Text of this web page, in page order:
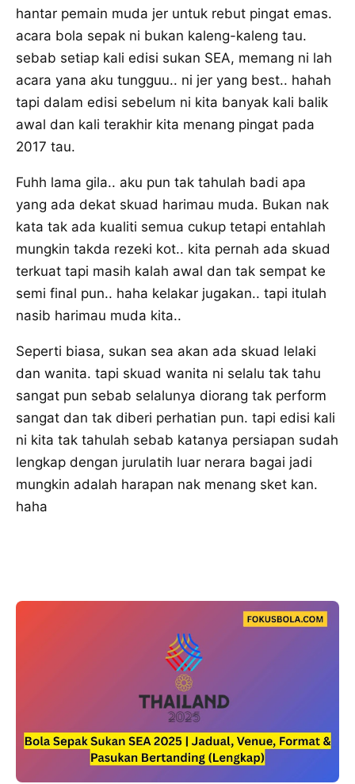
hantar pemain muda jer untuk rebut pingat emas.
acara bola sepak ni bukan kaleng-kaleng tau.
sebab setiap kali edisi sukan SEA, memang ni lah
acara yana aku tungguu.. ni jer yang best.. hahah
tapi dalam edisi sebelum ni kita banyak kali balik
awal dan kali terakhir kita menang pingat pada
2017 tau.
Fuhh lama gila.. aku pun tak tahulah badi apa
yang ada dekat skuad harimau muda. Bukan nak
kata tak ada kualiti semua cukup tetapi entahlah
mungkin takda rezeki kot.. kita pernah ada skuad
terkuat tapi masih kalah awal dan tak sempat ke
semi final pun.. haha kelakar jugakan.. tapi itulah
nasib harimau muda kita..
Seperti biasa, sukan sea akan ada skuad lelaki
dan wanita. tapi skuad wanita ni selalu tak tahu
sangat pun sebab selalunya diorang tak perform
sangat dan tak diberi perhatian pun. tapi edisi kali
ni kita tak tahulah sebab katanya persiapan sudah
lengkap dengan jurulatih luar nerara bagai jadi
mungkin adalah harapan nak menang sket kan.
haha